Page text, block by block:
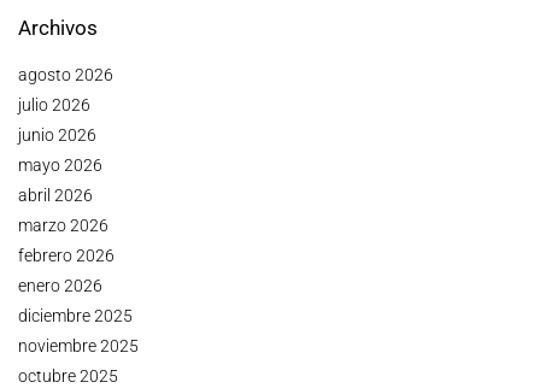
Archivos
agosto 2026
julio 2026
junio 2026
mayo 2026
abril 2026
marzo 2026
febrero 2026
enero 2026
diciembre 2025
noviembre 2025
octubre 2025